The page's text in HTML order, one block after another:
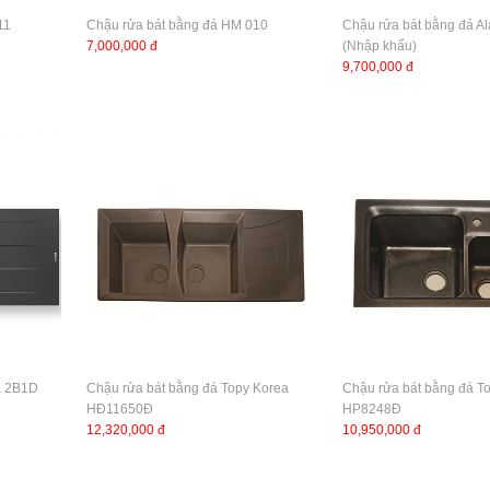
Chậu rửa bát bằng đá HM 010
7,000,000 đ
Chậu rửa bát bằng đá
(Nhập khẩu)
9,700,000 đ
2B1D
Chậu rửa bát bằng đá Topy Korea
HĐ11650Đ
12,320,000 đ
Chậu rửa bát bằng đá
HP8248Đ
10,950,000 đ